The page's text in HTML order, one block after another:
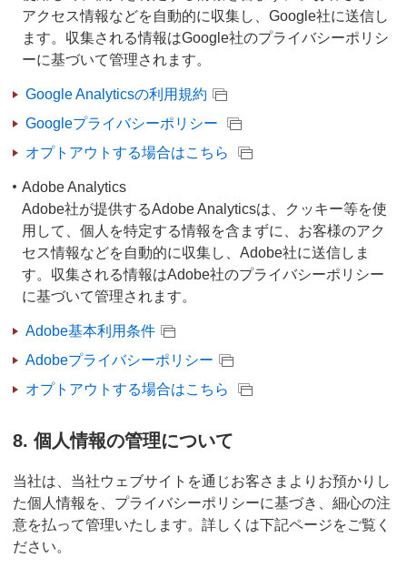
アクセス情報などを自動的に収集し、Google社に送信し
ます。収集される情報はGoogle社のプライバシーポリシ
ーに基づいて管理されます。
Google Analyticsの利用規約
Googleプライバシーポリシー
オプトアウトする場合はこちら
Adobe Analytics
Adobe社が提供するAdobe Analyticsは、クッキー等を使
用して、個人を特定する情報を含まずに、お客様のアク
セス情報などを自動的に収集し、Adobe社に送信しま
す。収集される情報はAdobe社のプライバシーポリシー
に基づいて管理されます。
Adobe基本利用条件
Adobeプライバシーポリシー
オプトアウトする場合はこちら
8. 個人情報の管理について
当社は、当社ウェブサイトを通じお客さまよりお預かりし
た個人情報を、プライバシーポリシーに基づき、細心の注
意を払って管理いたします。詳しくは下記ページをご覧く
ださい。